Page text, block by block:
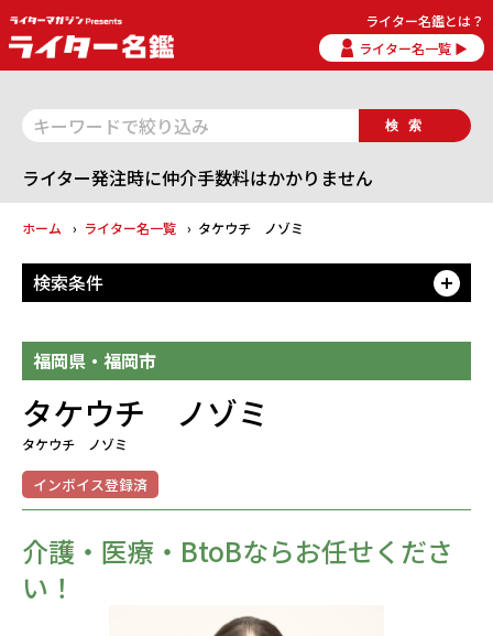
ライター名鑑とは？
ライター名一覧 ▶
検索
ライター発注時に仲介手数料はかかりません
ホーム ライター名一覧 タケウチ ノゾミ
検索条件
福岡県・福岡市
タケウチ ノゾミ
タケウチ ノゾミ
インボイス登録済
介護・医療・BtoBならお任せくださ
い！